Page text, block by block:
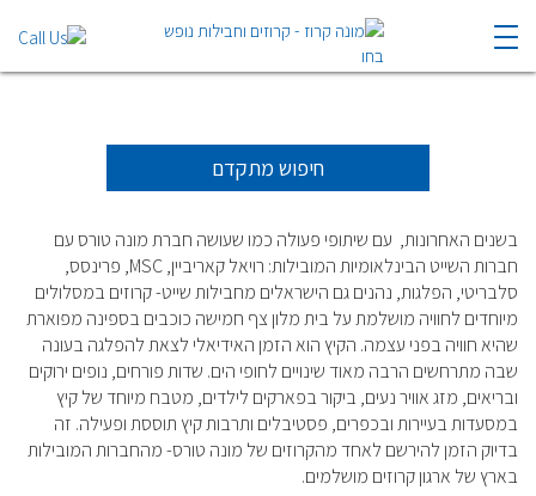
מאי 2027 |
חיפוש מתקדם
בשנים האחרונות, עם שיתופי פעולה כמו שעושה חברת מונה טורס עם
חברות השייט הבינלאומיות המובילות: רויאל קאריביין, MSC, פרינסס,
סלבריטי, הפלגות, נהנים גם הישראלים מחבילות שייט- קרוזים במסלולים
מיוחדים לחוויה מושלמת על בית מלון צף חמישה כוכבים בספינה מפוארת
שהיא חוויה בפני עצמה. הקיץ הוא הזמן האידיאלי לצאת להפלגה בעונה
שבה מתרחשים הרבה מאוד שינויים לחופי הים. שדות פורחים, נופים ירוקים
ובריאים, מזג אוויר נעים, ביקור בפארקים לילדים, מטבח מיוחד של קיץ
במסעדות בעיירות ובכפרים, פסטיבלים ותרבות קיץ תוססת ופעילה. זה
בדיוק הזמן להירשם לאחד מהקרוזים של מונה טורס- מהחברות המובילות
בארץ של ארגון קרוזים מושלמים.